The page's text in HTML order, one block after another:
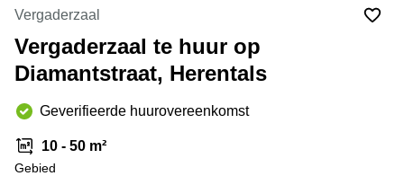
huren
Elsene
Brugge
Herentals
Aalst
Oostende
Mechelen
Coworking-
ruimtes te
huur in
Gent
Coworking
Niklaas
Vergaderzaal
Vergaderzaal te huur op
Diamantstraat, Herentals
Geverifieerde huurovereenkomst
10 - 50 m²
Gebied